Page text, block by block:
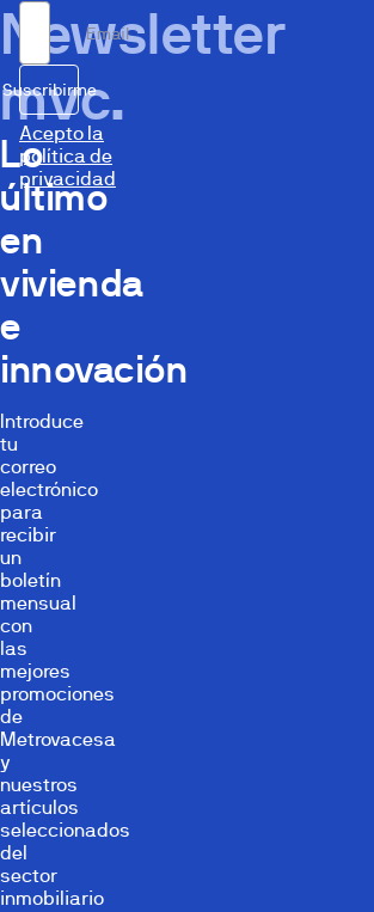
Newsletter
mvc.
Lo
último
en
vivienda
e
innovación
Introduce
tu
correo
electrónico
para
recibir
un
boletín
mensual
con
las
mejores
promociones
de
Metrovacesa
y
nuestros
artículos
seleccionados
del
sector
inmobiliario
Email
Suscribirme
Acepto la
política de
privacidad